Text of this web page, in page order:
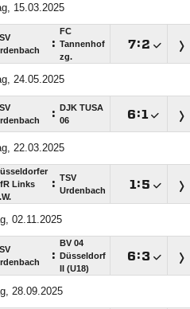
15.03.2025
:
FC
Tannenhof
zg.
:
24.05.2025
:
DJK TUSA
06
:
22.03.2025
Links
: TSV
Urdenbach
:
02.11.2025
:
BV 04
Düsseldorf
II (U18)
:
28.09.2025